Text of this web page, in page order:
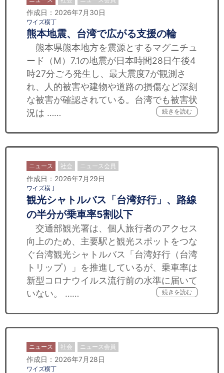
作成日：2026年7月30日
ワイズ横丁
熊本地震、台湾で広がる支援の輪
熊本県熊本地方を震源とするマグニチュ
ード（M）7.1の地震が日本時間28日午後4
時27分ごろ発生し、最大震度7が観測さ
れ、人的被害や建物や道路の損傷など深刻
な被害が確認されている。台湾でも被害状
況は ……
続きを読む
ニュース 社会 ニュース会員
作成日：2026年7月29日
ワイズ横丁
観光シャトルバス「台湾好行」、路線
の半分が乗車率5割以下
交通部観光署は、個人旅行者のアクセス
向上のため、主要駅と観光スポットをつな
ぐ台湾観光シャトルバス「台湾好行（台湾
トリップ）」を推進しているが、乗車率は
新型コロナウイルス流行前の水準に届いて
いない。 ……
続きを読む
ニュース 社会 ニュース会員
作成日：2026年7月28日
ワイズ横丁